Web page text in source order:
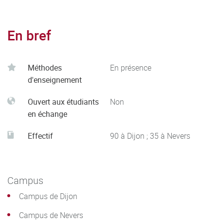
En bref
Méthodes
d'enseignement
En présence
Ouvert aux étudiants
en échange
Non
Effectif 90 à Dijon ; 35 à Nevers
Campus
Campus de Dijon
Campus de Nevers